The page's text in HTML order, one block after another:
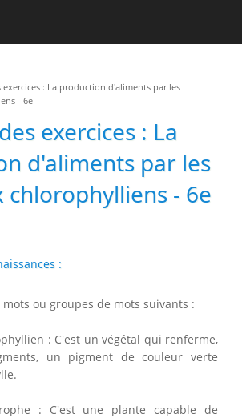
exercices : La production d'aliments par les
- 6e
exercices : La
d'aliments par les
chlorophylliens - 6e
:
mots ou groupes de mots suivants :
: C'est un végétal qui renferme,
un pigment de couleur verte
: C'est une plante capable de